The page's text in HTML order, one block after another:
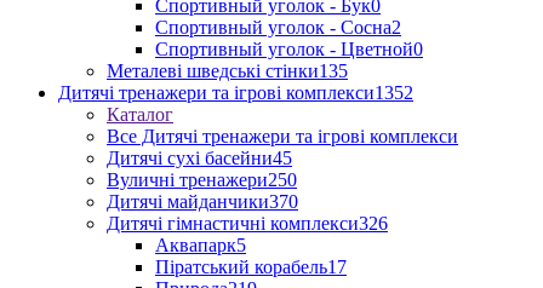
Спортивный уголок - Бук0
Спортивный уголок - Сосна2
Спортивный уголок - Цветной0
Металеві шведські стінки135
Дитячі тренажери та ігрові комплекси1352
Каталог
Все Дитячі тренажери та ігрові комплекси
Дитячі сухі басейни45
Вуличні тренажери250
Дитячі майданчики370
Дитячі гімнастичні комплекси326
Аквапарк5
Піратський корабель17